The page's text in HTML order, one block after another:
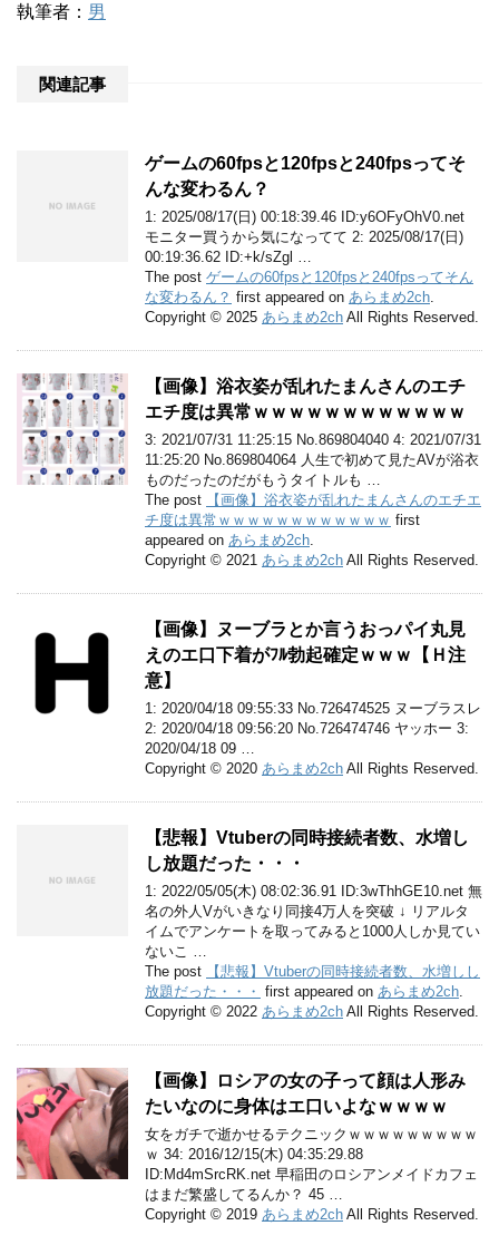
執筆者： 男
関連記事
ゲームの60fpsと120fpsと240fpsってそ
んな変わるん？
1: 2025/08/17(日) 00:18:39.46 ID:y6OFyOhV0.net
モニター買うから気になってて 2: 2025/08/17(日)
00:19:36.62 ID:+k/sZgl …
The post ゲームの60fpsと120fpsと240fpsってそん
な変わるん？ first appeared on あらまめ2ch
Copyright © 2025 あらまめ2ch All Rights Reserved.
【画像】浴衣姿が乱れたまんさんのエチ
エチ度は異常ｗｗｗｗｗｗｗｗｗｗｗｗ
3: 2021/07/31 11:25:15 No.869804040 4: 2021/07/31
11:25:20 No.869804064 人生で初めて見たAVが浴衣
ものだったのだがもうタイトルも …
The post
【画像】浴衣姿が乱れたまんさんのエチエ
チ度は異常ｗｗｗｗｗｗｗｗｗｗｗｗ first
appeared on あらまめ2ch
Copyright © 2021 あらまめ2ch All Rights Reserved.
【画像】ヌーブラとか言うおっパイ丸見
えのエ口下着がﾌﾙ勃起確定ｗｗｗ【Ｈ注
意】
1: 2020/04/18 09:55:33 No.726474525 ヌーブラスレ
2: 2020/04/18 09:56:20 No.726474746 ヤッホー 3:
2020/04/18 09 …
Copyright © 2020 あらまめ2ch All Rights Reserved.
【悲報】Vtuberの同時接続者数、水増し
し放題だった・・・
1: 2022/05/05(木) 08:02:36.91 ID:3wThhGE10.net 無
名の外人Vがいきなり同接4万人を突破 ↓ リアルタ
イムでアンケートを取ってみると1000人しか見てい
ないこ …
The post
【悲報】Vtuberの同時接続者数、水増しし
放題だった・・・ first appeared on あらまめ2ch
Copyright © 2022 あらまめ2ch All Rights Reserved.
【画像】ロシアの女の子って顔は人形み
たいなのに身体はエ口いよなｗｗｗｗ
女をガチで逝かせるテクニックｗｗｗｗｗｗｗｗｗ
ｗ 34: 2016/12/15(木) 04:35:29.88
ID:Md4mSrcRK.net 早稲田のロシアンメイドカフェ
はまだ繁盛してるんか？ 45 …
Copyright © 2019 あらまめ2ch All Rights Reserved.